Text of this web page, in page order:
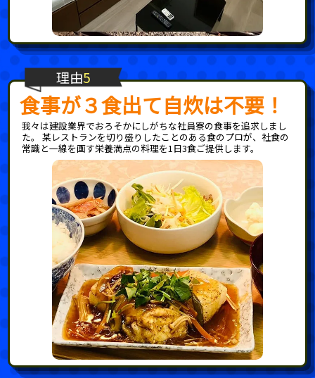
理由5
食事が３食出て自炊は不要！
我々は建設業界でおろそかにしがちな社員寮の食事を追求しまし
た。 某レストランを切り盛りしたことのある食のプロが、社食の
常識と一線を画す栄養満点の料理を1日3食ご提供します。